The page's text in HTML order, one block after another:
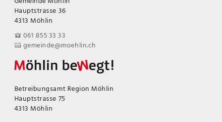
Hauptstrasse 36
4313 Möhlin
061 855 33 33
gemeinde@moehlin.ch
Betreibungsamt Region Möhlin
Hauptstrasse 75
4313 Möhlin